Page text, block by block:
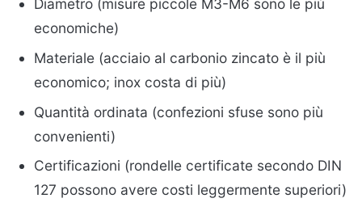
Diametro (misure piccole M3-M6 sono le più
economiche)
Materiale (acciaio al carbonio zincato è il più
economico; inox costa di più)
Quantità ordinata (confezioni sfuse sono più
convenienti)
Certificazioni (rondelle certificate secondo DIN
127 possono avere costi leggermente superiori)